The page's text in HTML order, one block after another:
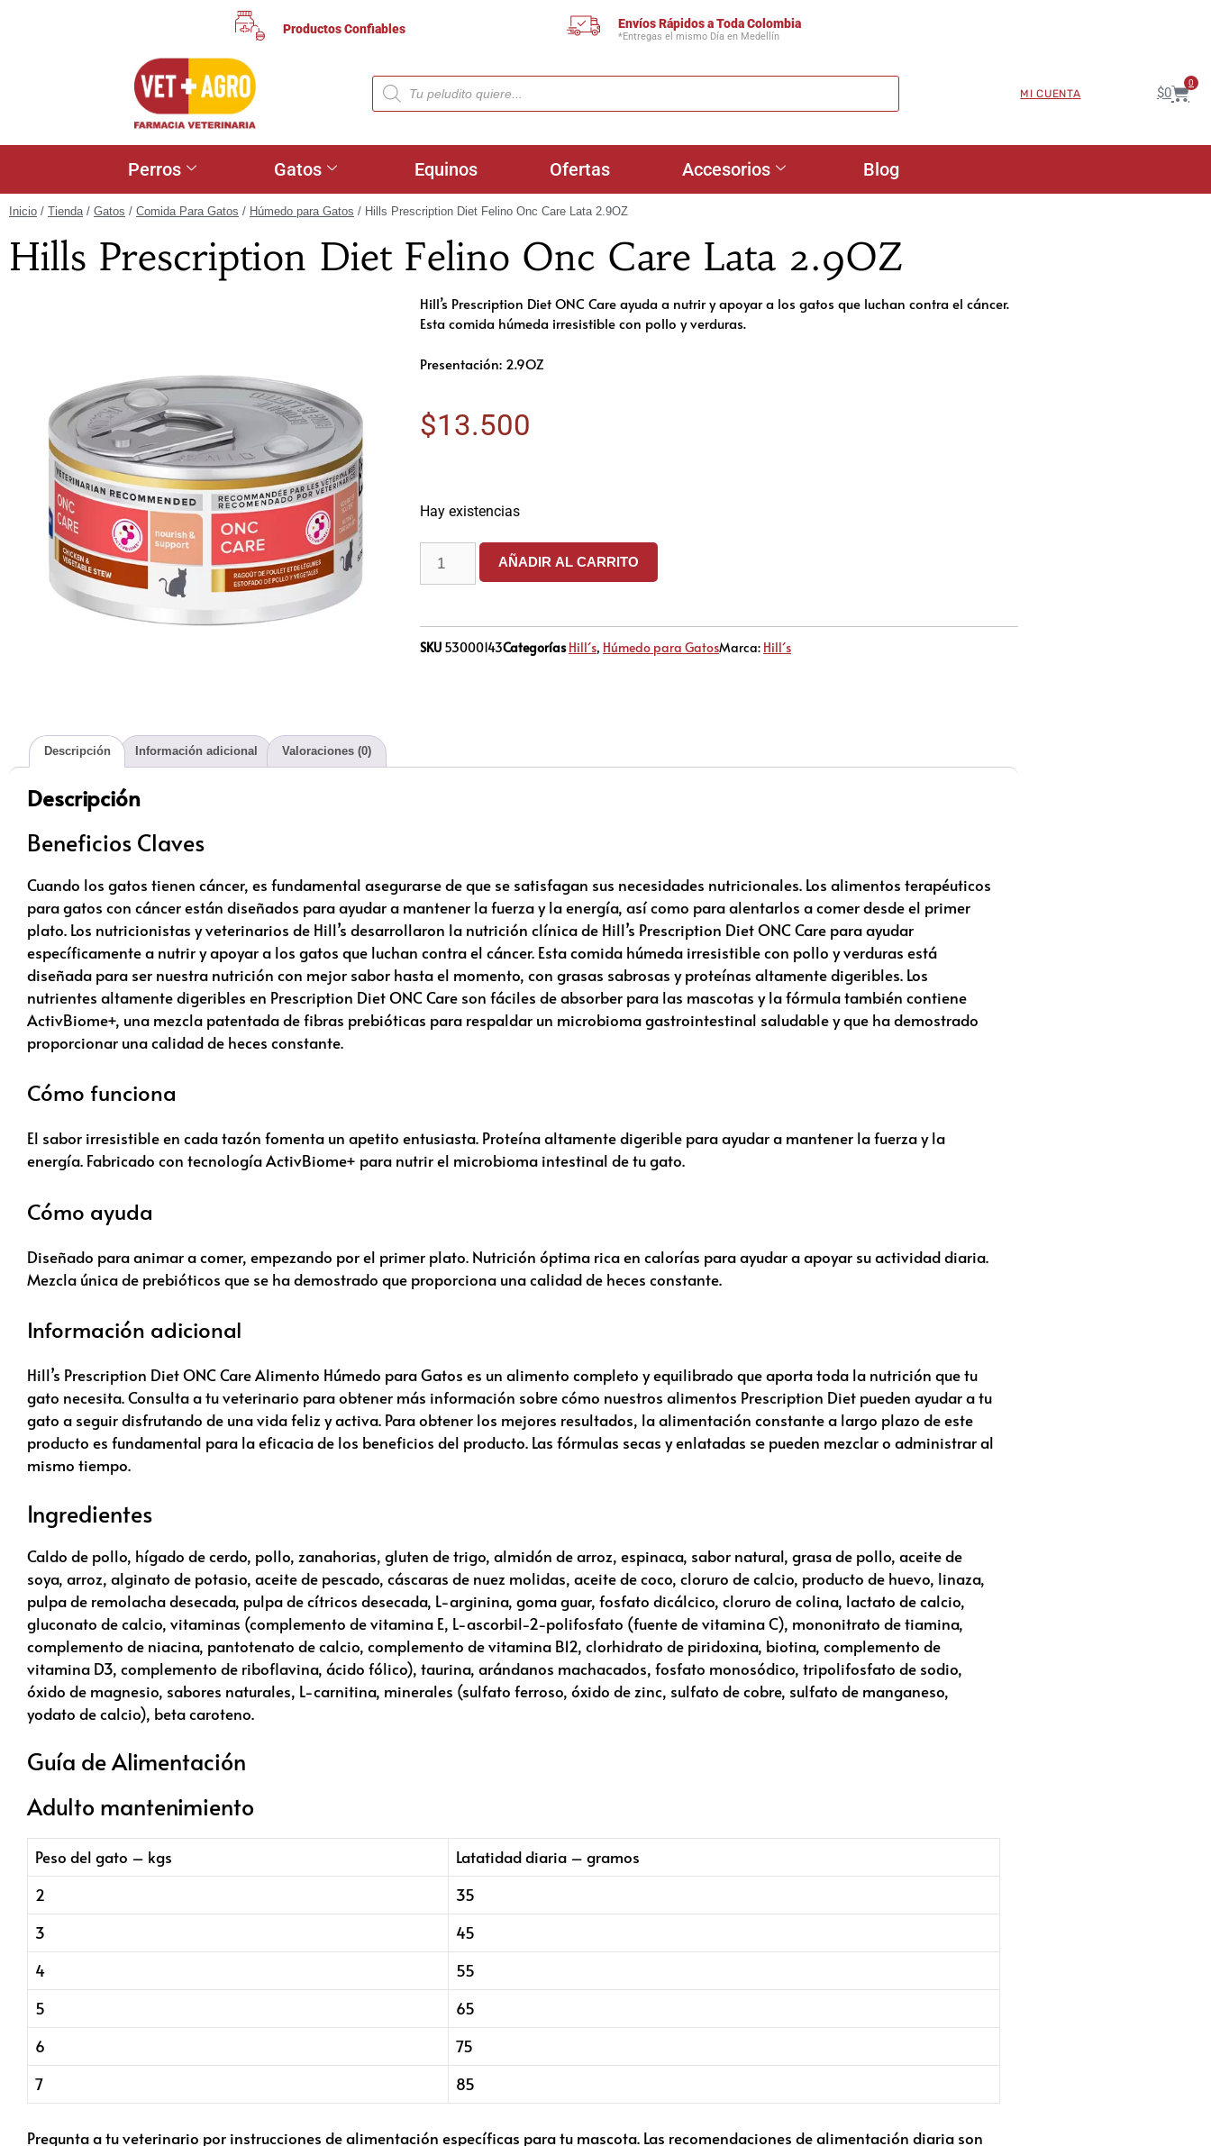
Productos Confiables Envíos Rápidos a Toda Colombia
*Entregas el mismo Día en Medellín
MI CUENTA $0
0
Perros Gatos Equinos Ofertas Accesorios Blog
Inicio / Tienda/ Gatos / Comida Para Gatos / Húmedo para Gatos / Hills Prescription Diet Felino Onc Care Lata 2.9OZ
Hills Prescription Diet Felino Onc Care Lata 2.9OZ
Hill’s Prescription Diet ONC Care ayuda a nutrir y apoyar a los gatos que luchan contra el cáncer.
Esta comida húmeda irresistible con pollo y verduras.
Presentación: 2.9OZ
$13.500
Hay existencias
AÑADIR AL CARRITO
SKU 53000143Categorías Hill´s, Húmedo para GatosMarca: Hill´s
Descripción Información adicional Valoraciones (0)
Descripción
Beneficios Claves
Cuando los gatos tienen cáncer, es fundamental asegurarse de que se satisfagan sus necesidades nutricionales. Los alimentos terapéuticos
para gatos con cáncer están diseñados para ayudar a mantener la fuerza y la energía, así como para alentarlos a comer desde el primer
plato. Los nutricionistas y veterinarios de Hill’s desarrollaron la nutrición clínica de Hill’s Prescription DietONC Care para ayudar
específicamente a nutrir y apoyar a los gatos que luchan contra el cáncer. Esta comida húmeda irresistible con pollo y verduras está
diseñada para ser nuestra nutrición con mejor sabor hasta el momento, con grasas sabrosas y proteínas altamente digeribles. Los
nutrientes altamente digeribles en Prescription DietONC Care son fáciles de absorber para las mascotas y la fórmula también contiene
ActivBiome+, una mezcla patentada de fibras prebióticas para respaldar un microbioma gastrointestinal saludable y que ha demostrado
proporcionar una calidad de heces constante.
Cómo funciona
El sabor irresistible en cada tazón fomenta un apetito entusiasta. Proteína altamente digerible para ayudar a mantener la fuerza y la
energía. Fabricado con tecnología ActivBiome+ para nutrir el microbioma intestinal de tu gato.
Cómo ayuda
Diseñado para animar a comer, empezando por el primer plato. Nutrición óptima rica en calorías para ayudar a apoyar su actividad diaria.
Mezcla única de prebióticos que se ha demostrado que proporciona una calidad de heces constante.
Información adicional
Hill’s Prescription DietONC Care Alimento Húmedo para Gatos es un alimento completo y equilibrado que aporta toda la nutrición que tu
gato necesita. Consulta a tu veterinario para obtener más información sobre cómo nuestros alimentos Prescription Diet pueden ayudar a tu
gato a seguir disfrutando de una vida feliz y activa. Para obtener los mejores resultados, la alimentación constante a largo plazo de este
producto es fundamental para la eficacia de los beneficios del producto. Las fórmulas secas y enlatadas se pueden mezclar o administrar al
mismo tiempo.
Ingredientes
Caldo de pollo, hígado de cerdo, pollo, zanahorias, gluten de trigo, almidón de arroz, espinaca, sabor natural, grasa de pollo, aceite de
soya, arroz, alginato de potasio, aceite de pescado, cáscaras de nuez molidas, aceite de coco, cloruro de calcio, producto de huevo, linaza,
pulpa de remolacha desecada, pulpa de cítricos desecada, L-arginina, goma guar, fosfato dicálcico, cloruro de colina, lactato de calcio,
gluconato de calcio, vitaminas (complemento de vitamina E, L-ascorbil-2-polifosfato (fuente de vitamina C), mononitrato de tiamina,
complemento de niacina, pantotenato de calcio, complemento de vitamina B12, clorhidrato de piridoxina, biotina, complemento de
vitamina D3, complemento de riboflavina, ácido fólico), taurina, arándanos machacados, fosfato monosódico, tripolifosfato de sodio,
óxido de magnesio, sabores naturales, L-carnitina, minerales (sulfato ferroso, óxido de zinc, sulfato de cobre, sulfato de manganeso,
yodato de calcio), beta caroteno.
Guía de Alimentación
Adulto mantenimiento
Peso del gato – kgs
Latatidad diaria – gramos
2
35
3
45
4
55
5
65
6
75
7
85
Pregunta a tu veterinario por instrucciones de alimentación específicas para tu mascota. Las recomendaciones de alimentación diaria son